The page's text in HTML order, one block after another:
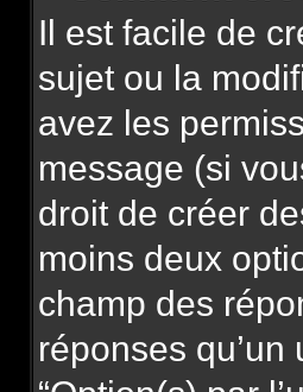
Il est facile de
sujet ou la
avez les
message (si
droit de créer
moins deux
champ des
réponses